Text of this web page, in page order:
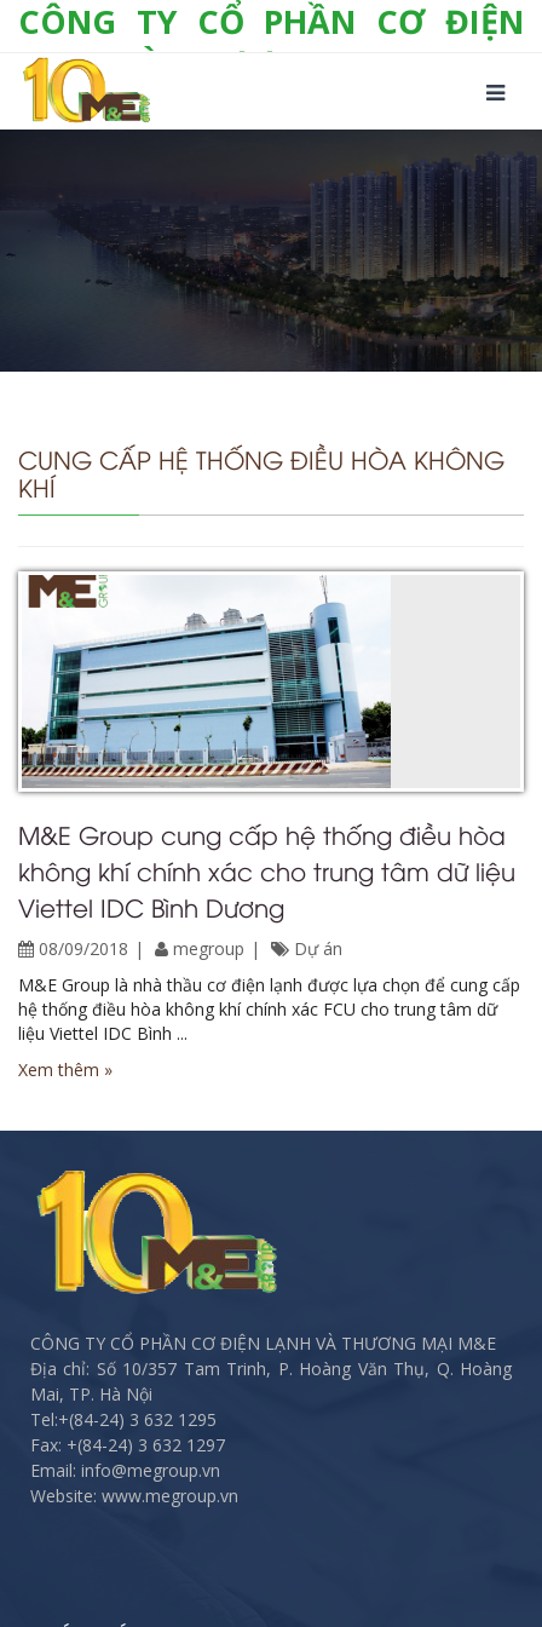
CÔNG TY CỔ PHẦN CƠ ĐIỆN
LẠNH VÀ THƯƠNG MẠI M&E
Số 10/357 Tam Trinh, P. Hoàng Văn Thụ, Q.
Hoàng Mai, TP. Hà Nội
Fax: +(84-24) 3 632 1297
Email: info@megroup.vn Website: www.megroup.vn
CUNG CẤP HỆ THỐNG ĐIỀU HÒA KHÔNG
KHÍ
M&E Group cung cấp hệ thống điều hòa
không khí chính xác cho trung tâm dữ liệu
Viettel IDC Bình Dương
08/09/2018 megroup
Dự án
M&E Group là nhà thầu cơ điện lạnh được lựa chọn để cung cấp
hệ thống điều hòa không khí chính xác FCU cho trung tâm dữ
liệu Viettel IDC Bình ...
Xem thêm »
CÔNG TY CỔ PHẦN CƠ ĐIỆN LẠNH VÀ THƯƠNG MẠI M&E
Địa chỉ: Số 10/357 Tam Trinh, P. Hoàng Văn Thụ, Q. Hoàng
Mai, TP. Hà Nội
Tel:+(84-24) 3 632 1295
Fax: +(84-24) 3 632 1297
Email: info@megroup.vn
Website: www.megroup.vn